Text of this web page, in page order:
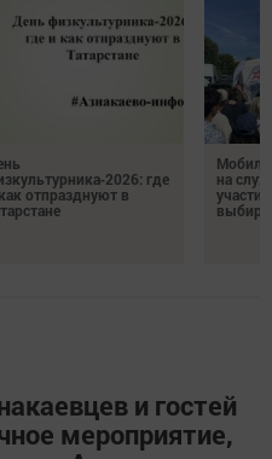
где
отпразднуют в
на
и гостей
мероприятие,